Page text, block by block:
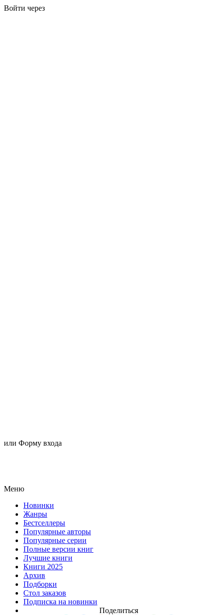
Войти через
или Форму входа
Меню
Новинки
Жанры
Бестселлеры
Популярные авторы
Популярные серии
Полные версии книг
Лучшие книги
Книги 2025
Архив
Подборки
Стол заказов
Подписка на новинки
Поделиться